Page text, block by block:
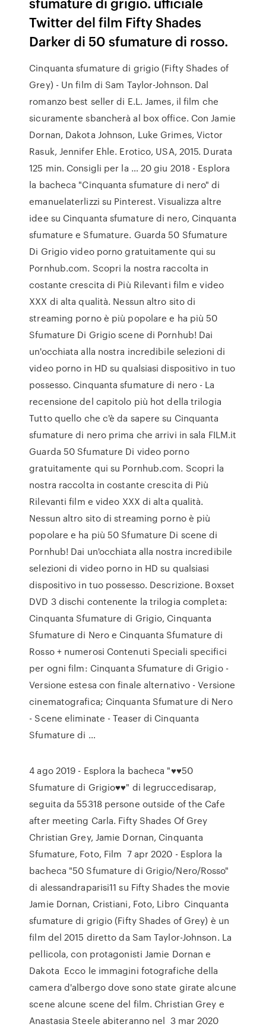
Twitter del film Fifty Shades
Darker di 50 sfumature di rosso.
Cinquanta sfumature di grigio (Fifty Shades of
Grey) - Un film di Sam Taylor-Johnson. Dal
romanzo best seller di E.L. James, il film che
sicuramente sbancherà al box office. Con Jamie
Dornan, Dakota Johnson, Luke Grimes, Victor
Rasuk, Jennifer Ehle. Erotico, USA, 2015. Durata
125 min. Consigli per la … 20 giu 2018 - Esplora
la bacheca "Cinquanta sfumature di nero" di
emanuelaterlizzi su Pinterest. Visualizza altre
idee su Cinquanta sfumature di nero, Cinquanta
sfumature e Sfumature. Guarda 50 Sfumature
Di Grigio video porno gratuitamente qui su
Pornhub.com. Scopri la nostra raccolta in
costante crescita di Più Rilevanti film e video
XXX di alta qualità. Nessun altro sito di
streaming porno è più popolare e ha più 50
Sfumature Di Grigio scene di Pornhub! Dai
un'occhiata alla nostra incredibile selezioni di
video porno in HD su qualsiasi dispositivo in tuo
possesso. Cinquanta sfumature di nero - La
recensione del capitolo più hot della trilogia
Tutto quello che c'è da sapere su Cinquanta
sfumature di nero prima che arrivi in sala FILM.it
Guarda 50 Sfumature Di video porno
gratuitamente qui su Pornhub.com. Scopri la
nostra raccolta in costante crescita di Più
Rilevanti film e video XXX di alta qualità.
Nessun altro sito di streaming porno è più
popolare e ha più 50 Sfumature Di scene di
Pornhub! Dai un'occhiata alla nostra incredibile
selezioni di video porno in HD su qualsiasi
dispositivo in tuo possesso. Descrizione. Boxset
DVD 3 dischi contenente la trilogia completa:
Cinquanta Sfumature di Grigio, Cinquanta
Sfumature di Nero e Cinquanta Sfumature di
Rosso + numerosi Contenuti Speciali specifici
per ogni film: Cinquanta Sfumature di Grigio -
Versione estesa con finale alternativo - Versione
cinematografica; Cinquanta Sfumature di Nero
- Scene eliminate - Teaser di Cinquanta
Sfumature di …
4 ago 2019 - Esplora la bacheca "♥♥50
Sfumature di Grigio♥♥" di legruccedisarap,
seguita da 55318 persone outside of the Cafe
after meeting Carla. Fifty Shades Of Grey
Christian Grey, Jamie Dornan, Cinquanta
Sfumature, Foto, Film 7 apr 2020 - Esplora la
bacheca "50 Sfumature di Grigio/Nero/Rosso"
di alessandraparisi11 su Fifty Shades the movie
Jamie Dornan, Cristiani, Foto, Libro Cinquanta
sfumature di grigio (Fifty Shades of Grey) è un
film del 2015 diretto da Sam Taylor-Johnson. La
pellicola, con protagonisti Jamie Dornan e
Dakota Ecco le immagini fotografiche della
camera d'albergo dove sono state girate alcune
scene alcune scene del film. Christian Grey e
Anastasia Steele abiteranno nel 3 mar 2020